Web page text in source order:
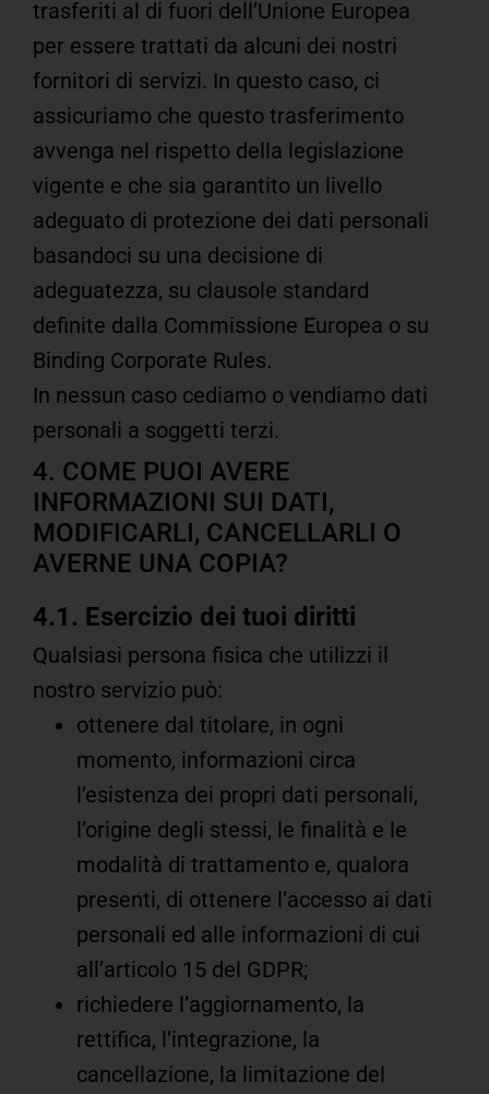
trasferiti al di fuori dell’Unione Europea
per essere trattati da alcuni dei nostri
fornitori di servizi. In questo caso, ci
assicuriamo che questo trasferimento
avvenga nel rispetto della legislazione
vigente e che sia garantito un livello
adeguato di protezione dei dati personali
basandoci su una decisione di
adeguatezza, su clausole standard
definite dalla Commissione Europea o su
Binding Corporate Rules.
In nessun caso cediamo o vendiamo dati
personali a soggetti terzi.
4. COME PUOI AVERE
INFORMAZIONI SUI DATI,
MODIFICARLI, CANCELLARLI O
AVERNE UNA COPIA?
4.1. Esercizio dei tuoi diritti
Qualsiasi persona fisica che utilizzi il
nostro servizio può:
ottenere dal titolare, in ogni
momento, informazioni circa
l’esistenza dei propri dati personali,
l’origine degli stessi, le finalità e le
modalità di trattamento e, qualora
presenti, di ottenere l’accesso ai dati
personali ed alle informazioni di cui
all’articolo 15 del GDPR;
richiedere l’aggiornamento, la
rettifica, l’integrazione, la
cancellazione, la limitazione del